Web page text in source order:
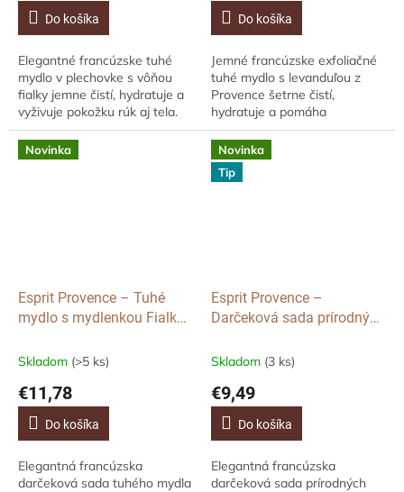
Do košíka
Elegantné francúzske tuhé
mydlo v plechovke s vôňou
fialky jemne čistí, hydratuje a
vyživuje pokožku rúk aj tela.
Obsahuje 98% prírodných
ingrediencií, bambucké maslo
a...
Do košíka
Jemné francúzske exfoliačné
tuhé mydlo s levanduľou z
Provence šetrne čistí,
hydratuje a pomáha
odstraňovať odumreté kožné
bunky. Obsahuje 98%
prírodných ingrediencií,
bambucké...
Novinka
Esprit Provence – Tuhé
mydlo s mydlenkou Fialka,
Skladom (>5 ks)
€11,78
Do košíka
Elegantná francúzska
darčeková sada tuhého mydla
Novinka
Tip
Esprit Provence –
Darčeková sada prírodných
Verbena, 2 ks
Skladom (3 ks)
€9,49
Do košíka
Elegantná francúzska
darčeková sada prírodných